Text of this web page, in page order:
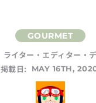
ライター・エディター・
掲載日:
MAY 16TH,